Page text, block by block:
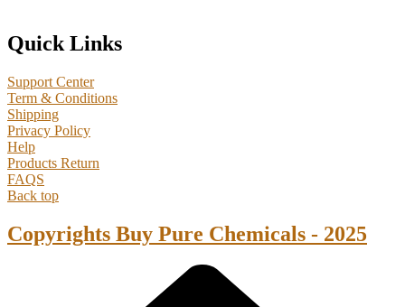
Quick Links
Support Center
Term & Conditions
Shipping
Privacy Policy
Help
Products Return
FAQS
Back top
Copyrights Buy Pure Chemicals - 2025